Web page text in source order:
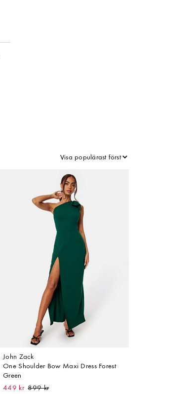
John Zack
One Shoulder Bow Maxi Dress Forest
Green
449 kr